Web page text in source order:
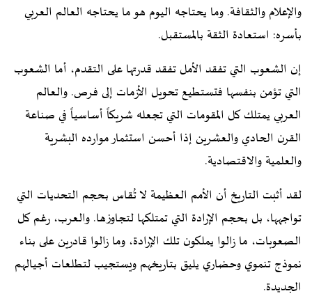
والإعلام والثقافة. وما يحتاجه اليوم هو ما يحتاجه العالم العربي
بأسره: استعادة الثقة بالمستقبل.
إن الشعوب التي تفقد الأمل تفقد قدرتها على التقدم، أما الشعوب
التي تؤمن بنفسها فتستطيع تحويل الأزمات إلى فرص. والعالم
العربي يمتلك كل المقومات التي تجعله شريكاً أساسياً في صناعة
القرن الحادي والعشرين إذا أحسن استثمار موارده البشرية
والعلمية والاقتصادية.
لقد أثبت التاريخ أن الأمم العظيمة لا تُقاس بحجم التحديات التي
تواجهها، بل بحجم الإرادة التي تمتلكها لتجاوزها. والعرب، رغم كل
الصعوبات، ما زالوا يملكون تلك الإرادة، وما زالوا قادرين على بناء
نموذج تنموي وحضاري يليق بتاريخهم ويستجيب لتطلعات أجيالهم
الجديدة.